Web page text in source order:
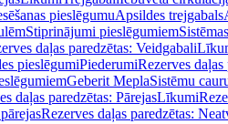
pieslēgumuApsildes trejgabals
Stiprinājumi pieslēgumiem
daļas paredzētas: Veidgabali
pieslēgumiPiederumiRezerves
Geberit MeplaSistēmu
daļas paredzētas: PārejasLīkumi
Rezerves daļas paredzētas: